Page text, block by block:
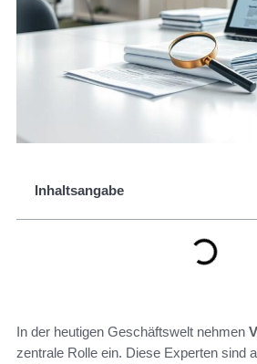
Inhaltsangabe
In der heutigen Geschäftswelt nehmen
zentrale Rolle ein. Diese Experten sind